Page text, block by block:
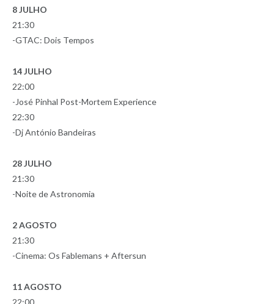
8 JULHO
21:30
-GTAC: Dois Tempos
14 JULHO
22:00
-José Pinhal Post-Mortem Experience
22:30
-Dj António Bandeiras
28 JULHO
21:30
-Noite de Astronomia
2 AGOSTO
21:30
-Cinema: Os Fablemans + Aftersun
11 AGOSTO
22:00